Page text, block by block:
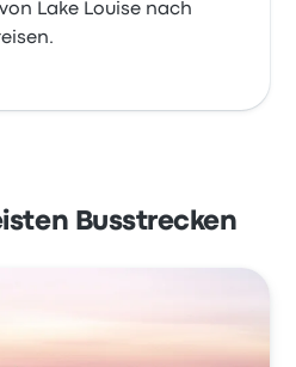
Lake Louise nach
Busstrecken